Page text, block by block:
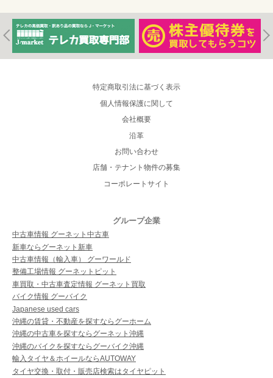
特定商取引法に基づく表示
個人情報保護に関して
会社概要
沿革
お問い合わせ
店舗・テナント物件の募集
コーポレートサイト
グループ企業
中古車情報 グーネット中古車
新車ならグーネット新車
中古車情報（輸入車） グーワールド
整備工場情報 グーネットピット
車買取・中古車査定情報 グーネット買取
バイク情報 グーバイク
Japanese used cars
沖縄の賃貸・不動産を探すならグーホーム
沖縄の中古車を探すならグーネット沖縄
沖縄のバイクを探すならグーバイク沖縄
輸入タイヤ＆ホイールならAUTOWAY
タイヤ交換・取付・販売店検索はタイヤピット